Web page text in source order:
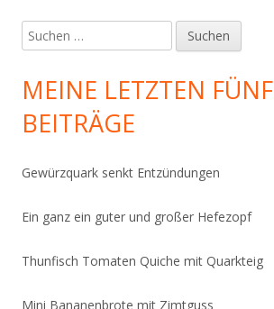
Suchen
nach:
MEINE LETZTEN FÜNF
BEITRÄGE
Gewürzquark senkt Entzündungen
Ein ganz ein guter und großer Hefezopf
Thunfisch Tomaten Quiche mit Quarkteig
Mini Bananenbrote mit Zimtguss